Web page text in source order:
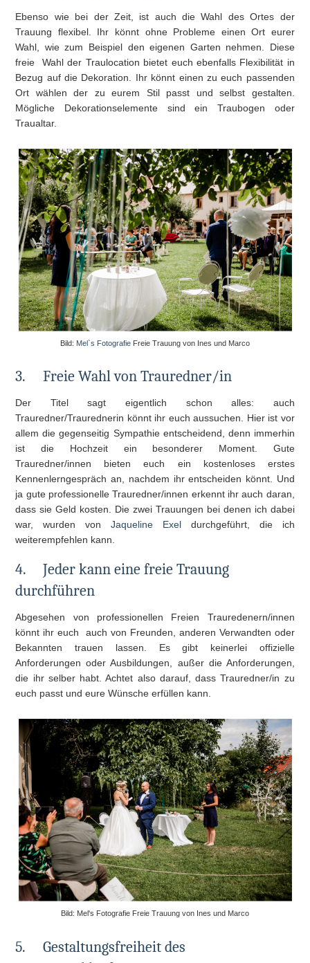
Ebenso wie bei der Zeit, ist auch die Wahl des Ortes der
Trauung flexibel. Ihr könnt ohne Probleme einen Ort eurer
Wahl, wie zum Beispiel den eigenen Garten nehmen. Diese
freie Wahl der Traulocation bietet euch ebenfalls Flexibilität in
Bezug auf die Dekoration. Ihr könnt einen zu euch passenden
Ort wählen der zu eurem Stil passt und selbst gestalten.
Mögliche Dekorationselemente sind ein Traubogen oder
Traualtar.
Bild: Mel`s Fotografie Freie Trauung von Ines und Marco
3. Freie Wahl von Trauredner/in
Der Titel sagt eigentlich schon alles: auch
Trauredner/Traurednerin könnt ihr euch aussuchen. Hier ist vor
allem die gegenseitig Sympathie entscheidend, denn immerhin
ist die Hochzeit ein besonderer Moment. Gute
Trauredner/innen bieten euch ein kostenloses erstes
Kennenlerngespräch an, nachdem ihr entscheiden könnt. Und
ja gute professionelle Trauredner/innen erkennt ihr auch daran,
dass sie Geld kosten. Die zwei Trauungen bei denen ich dabei
war, wurden vonJaqueline Exeldurchgeführt, die ich
weiterempfehlen kann.
4.
Jeder kann eine freie Trauung
durchführen
Abgesehen von professionellen Freien Trauredenern/innen
könnt ihr euch auch von Freunden, anderen Verwandten oder
Bekannten trauen lassen. Es gibt keinerlei offizielle
Anforderungen oder Ausbildungen, außer die Anforderungen,
die ihr selber habt. Achtet also darauf, dass Trauredner/in zu
euch passt und eure Wünsche erfüllen kann.
Bild: Mel's Fotografie Freie Trauung von Ines und Marco
5.
Gestaltungsfreiheit des